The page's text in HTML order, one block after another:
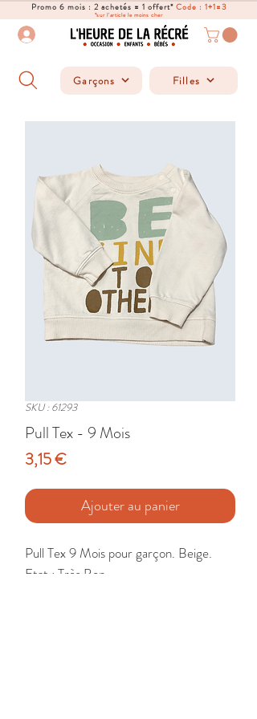
Promo 6 mois : 2 achetés = 1 offert*Code : 1+1=3
*sur l'article le moins cher
Garçons Filles
SKU : 61293
Pull Tex - 9 Mois
3,15 €Prix
Ajouter au panier
Pull Tex 9 Mois pour garçon. Beige.
Etat : Très Bon